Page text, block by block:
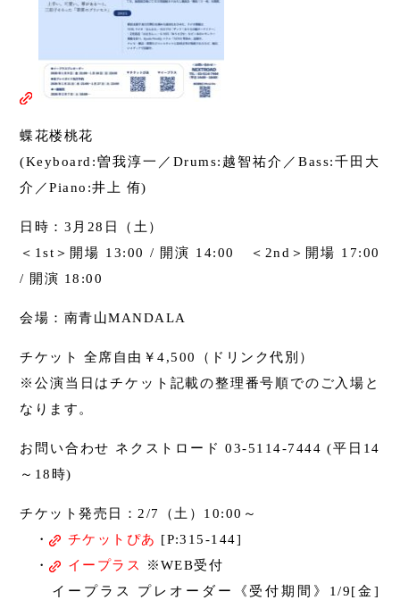
蝶花楼桃花
(Keyboard:曽我淳一／Drums:越智祐介／Bass:千田大
介／Piano:井上 侑)
日時：3月28日（土）
＜1st＞開場 13:00 / 開演 14:00 ＜2nd＞開場 17:00
/ 開演 18:00
会場：南青山MANDALA
チケット 全席自由￥4,500（ドリンク代別）
※公演当日はチケット記載の整理番号順でのご入場と
なります。
お問い合わせ ネクストロード 03-5114-7444 (平日14
～18時)
チケット発売日：2/7（土）10:00～
・
チケットぴあ [P:315-144]
・
イープラス
※WEB受付
イープラス プレオーダー《受付期間》1/9[金]